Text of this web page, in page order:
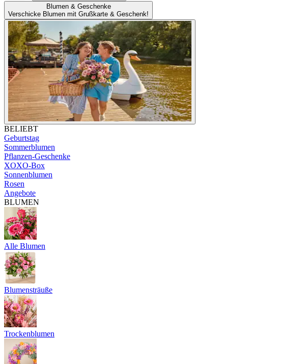
Blumen & Geschenke
Verschicke Blumen mit Grußkarte & Geschenk!
BELIEBT
Geburtstag
Sommerblumen
Pflanzen-Geschenke
XOXO-Box
Sonnenblumen
Rosen
Angebote
BLUMEN
Alle Blumen
Blumensträuße
Trockenblumen